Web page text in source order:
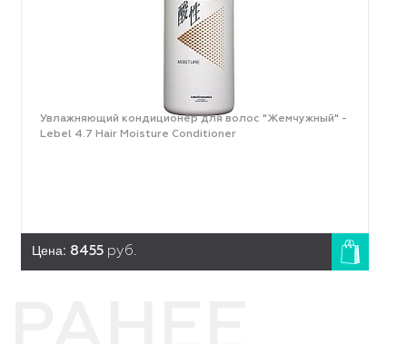
Увлажняющий кондиционер для волос "Жемчужный" -
Lebel 4.7 Hair Moisture Conditioner
Цена: 8455 руб.